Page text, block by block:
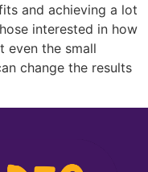
and achieving a lot
interested in how
even the small
change the results